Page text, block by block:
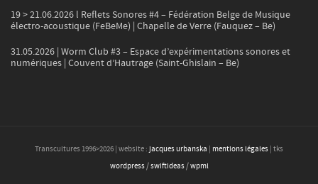
19 > 21.06.2026 l Reflets Sonores #4 – Fédération Belge de Musique
électro-acoustique (FeBeMe) | Chapelle de Verre (Fauquez – Be)
31.05.2026 | Worm Club #3 – Espace d’expérimentations sonores et
numériques | Couvent d’Hautrage (Saint-Ghislain – Be)
Transcultures 1996>2026 | website : jacques urbanska mentions légales | tks
wordpress/swiftideas/wpml